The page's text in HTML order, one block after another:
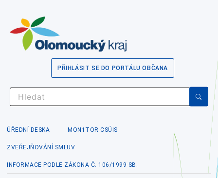
PŘIHLÁSIT SE DO PORTÁLU OBČANA
ÚŘEDNÍ DESKA MON1TOR CSÚIS
ZVEŘEJŇOVÁNÍ SMLUV
INFORMACE PODLE ZÁKONA Č. 106/1999 SB.